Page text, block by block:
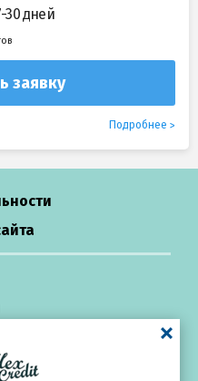
30 дней
заявку
Подробнее